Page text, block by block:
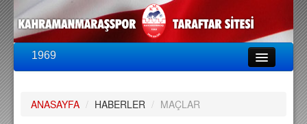
1969
PUAN DURUMU
ANASAYFA / HABERLER / MAÇLAR